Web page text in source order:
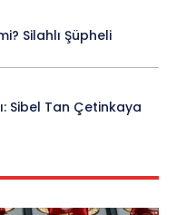
Silahlı Şüpheli
Sibel Tan Çetinkaya